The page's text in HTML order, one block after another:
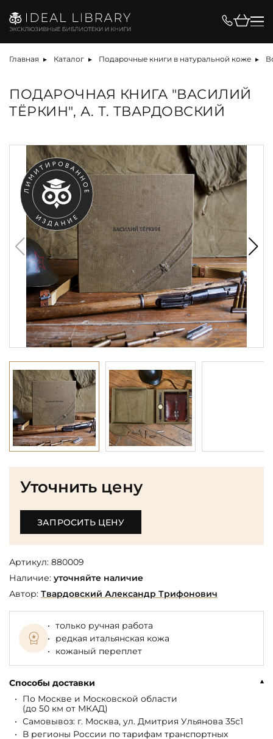
Главная Каталог Подарочные книги в натуральной коже
ПОДАРОЧНАЯ КНИГА "ВАСИЛИЙ
ТЁРКИН", А. Т. ТВАРДОВСКИЙ
Уточнить цену
ЗАПРОСИТЬ ЦЕНУ
Артикул: 880009
Наличие: уточняйте наличие
Автор: Твардовский Александр Трифонович
только ручная работа
редкая итальянская кожа
кожаный переплет
Способы доставки
По Москве и Московской области
(до 50 км от МКАД)
Самовывоз: г. Москва, ул. Дмитрия Ульянова 35с1
В регионы России по тарифам транспортных